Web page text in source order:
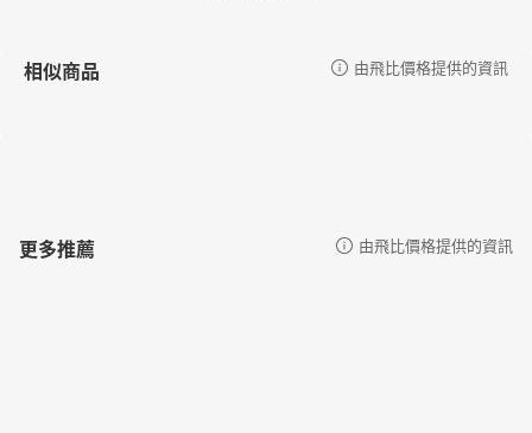
相似商品 由飛比價格提供的資訊
更多推薦 由飛比價格提供的資訊